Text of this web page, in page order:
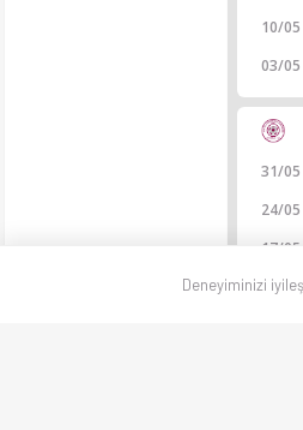
10/05
03/05
31/05
24/05
17/05
10/05
Deneyiminizi